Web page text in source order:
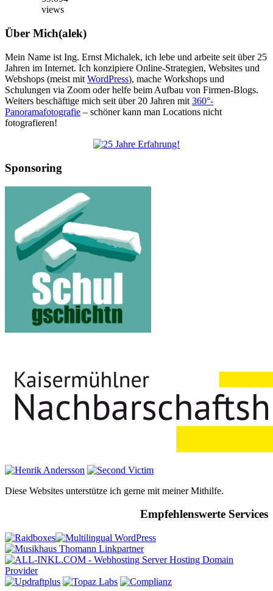
views
Über Mich(alek)
Mein Name ist Ing. Ernst Michalek, ich lebe und arbeite seit über 25
Jahren im Internet. Ich konzipiere Online-Strategien, Websites und
Webshops (meist mit WordPress), mache Workshops und
Schulungen via Zoom oder helfe beim Aufbau von Firmen-Blogs.
Weiters beschäftige mich seit über 20 Jahren mit 360°-
Panoramafotografie – schöner kann man Locations nicht
fotografieren!
Sponsoring
Diese Websites unterstütze ich gerne mit meiner Mithilfe.
Empfehlenswerte Services